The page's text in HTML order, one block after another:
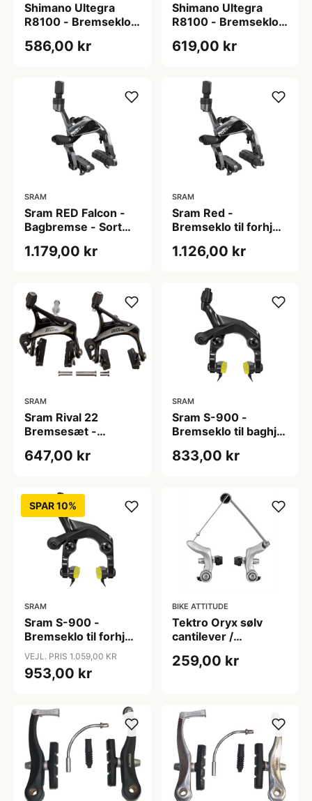
Shimano Ultegra
R8100 - Bremseklo
Centerbolt
586,00 kr
Shimano Ultegra
R8100 - Bremseklo
Centerbolt
619,00 kr
SRAM
Sram RED Falcon -
Bagbremse - Sort
1.179,00 kr
SRAM
Sram Red -
Bremseklo til forhjul
1.126,00 kr
SRAM
Sram Rival 22
Bremsesæt -
647,00 kr
SRAM
Sram S-900 -
Bremseklo til baghjul
833,00 kr
SPAR 10%
SRAM
Sram S-900 -
Bremseklo til forhjul
- Direct mount - Sort
VEJL. PRIS 1.059,00 KR
953,00 kr
BIKE ATTITUDE
Tektro Oryx sølv
cantilever /
259,00 kr